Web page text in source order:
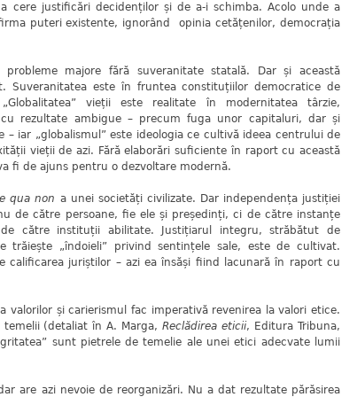
cere justificări decidenților și de a-i schimba. Acolo unde a
puteri existente, ignorând opinia cetățenilor, democrația
majore fără suveranitate statală. Dar și această
Suveranitatea este în fruntea constituțiilor democratice de
vieții este realitate în modernitatea târzie,
cu rezultate ambigue – precum fuga unor capitaluri, dar și
– iar „globalismul” este ideologia ce cultivă ideea centrului de
vieții de azi. Fără elaborări suficiente în raport cu această
fi de ajuns pentru o dezvoltare modernă.
qua non a unei societăți civilizate. Dar independența justiției
de către persoane, fie ele și președinți, ci de către instanțe
către instituții abilitate. Justițiarul integru, străbătut de
trăiește „îndoieli” privind sentințele sale, este de cultivat.
calificarea juriștilor – azi ea însăși fiind lacunară în raport cu
valorilor și carierismul fac imperativă revenirea la valori etice.
temelii (detaliat în A. Marga,Reclădirea eticii, Editura Tribuna,
sunt pietrele de temelie ale unei etici adecvate lumii
are azi nevoie de reorganizări. Nu a dat rezultate părăsirea